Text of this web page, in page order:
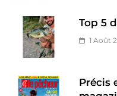
Top 5
1 Août
Précis